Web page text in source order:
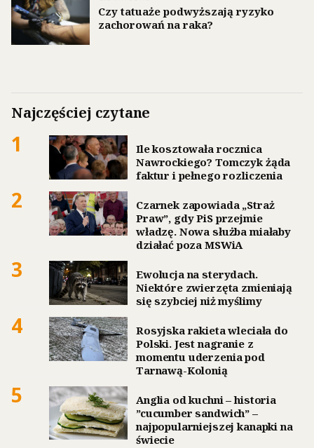
Czy tatuaże podwyższają ryzyko
zachorowań na raka?
Najczęściej czytane
1
Ile kosztowała rocznica
Nawrockiego? Tomczyk żąda
faktur i pełnego rozliczenia
2
Czarnek zapowiada „Straż
Praw”, gdy PiS przejmie
władzę. Nowa służba miałaby
działać poza MSWiA
3
Ewolucja na sterydach.
Niektóre zwierzęta zmieniają
się szybciej niż myślimy
4
Rosyjska rakieta wleciała do
Polski. Jest nagranie z
momentu uderzenia pod
Tarnawą-Kolonią
5
Anglia od kuchni – historia
”cucumber sandwich” –
najpopularniejszej kanapki na
świecie